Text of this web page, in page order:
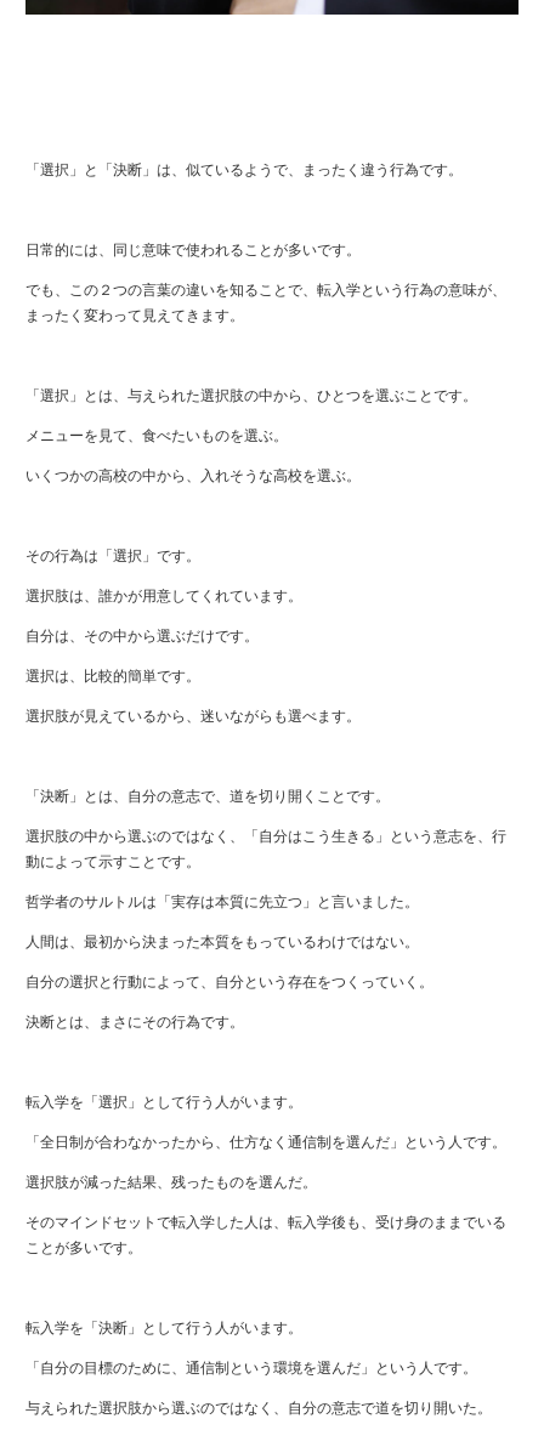
「選択」と「決断」は、似ているようで、まったく違う行為です。
日常的には、同じ意味で使われることが多いです。
でも、この２つの言葉の違いを知ることで、転入学という行為の意味が、
まったく変わって見えてきます。
「選択」とは、与えられた選択肢の中から、ひとつを選ぶことです。
メニューを見て、食べたいものを選ぶ。
いくつかの高校の中から、入れそうな高校を選ぶ。
その行為は「選択」です。
選択肢は、誰かが用意してくれています。
自分は、その中から選ぶだけです。
選択は、比較的簡単です。
選択肢が見えているから、迷いながらも選べます。
「決断」とは、自分の意志で、道を切り開くことです。
選択肢の中から選ぶのではなく、「自分はこう生きる」という意志を、行
動によって示すことです。
哲学者のサルトルは「実存は本質に先立つ」と言いました。
人間は、最初から決まった本質をもっているわけではない。
自分の選択と行動によって、自分という存在をつくっていく。
決断とは、まさにその行為です。
転入学を「選択」として行う人がいます。
「全日制が合わなかったから、仕方なく通信制を選んだ」という人です。
選択肢が減った結果、残ったものを選んだ。
そのマインドセットで転入学した人は、転入学後も、受け身のままでいる
ことが多いです。
転入学を「決断」として行う人がいます。
「自分の目標のために、通信制という環境を選んだ」という人です。
与えられた選択肢から選ぶのではなく、自分の意志で道を切り開いた。